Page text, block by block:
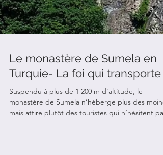
Le monastère de Sumela en
Turquie- La foi qui transporte
Suspendu à plus de 1 200 m d’altitude, le